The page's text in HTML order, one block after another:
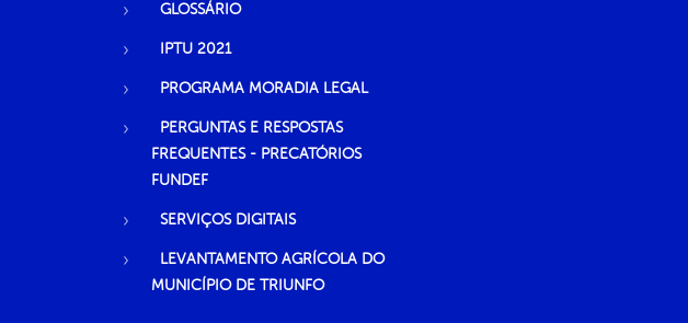
GLOSSÁRIO
IPTU 2021
PROGRAMA MORADIA LEGAL
PERGUNTAS E RESPOSTAS
FREQUENTES - PRECATÓRIOS
FUNDEF
SERVIÇOS DIGITAIS
LEVANTAMENTO AGRÍCOLA DO
MUNICÍPIO DE TRIUNFO